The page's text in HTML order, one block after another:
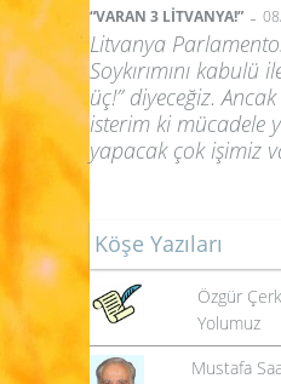
“VARAN 3 LİTVANYA!” -
Litvanya
Soykırımını kabulü
üç!” diyeceğiz.
isterim ki mücadele
yapacak çok işimiz
Köşe Yazıları
Özgür
Yolumuz
Mustafa